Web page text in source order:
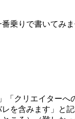
乗りで書いてみ
クリエイターへ
を含みます」と記